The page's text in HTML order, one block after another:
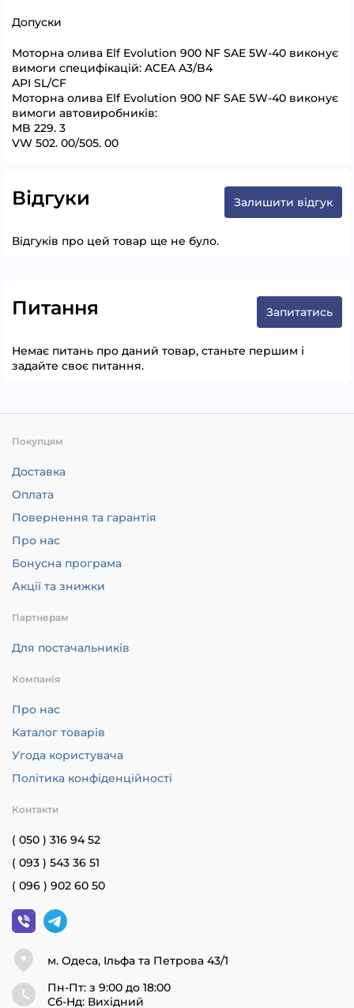
Допуски
Моторна олива Elf Evolution 900 NF SAE 5W-40 виконує
вимоги специфікацій: ACEA A3/B4
API SL/CF
Моторна олива Elf Evolution 900 NF SAE 5W-40 виконує
вимоги автовиробників:
MB 229. 3
VW 502. 00/505. 00
Відгуки Залишити відгук
Відгуків про цей товар ще не було.
Питання Запитатись
Немає питань про даний товар, станьте першим і
задайте своє питання.
Покупцям
Доставка
Оплата
Повернення та гарантія
Про нас
Бонусна програма
Акції та знижки
Партнерам
Для постачальників
Компанія
Про нас
Каталог товарів
Угода користувача
Політика конфіденційності
Контакти
( 050 ) 316 94 52
( 093 ) 543 36 51
( 096 ) 902 60 50
м. Одеса, Ільфа та Петрова 43/1
Пн-Пт: з 9:00 до 18:00
Cб-Нд: Вихідний